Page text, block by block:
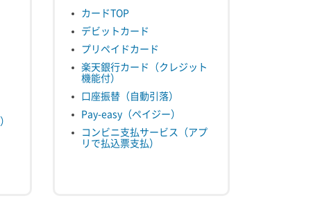
カードTOP
デビットカード
プリペイドカード
楽天銀行カード（クレジット
機能付）
口座振替（自動引落）
Pay-easy（ペイジー）
コンビニ支払サービス（アプ
リで払込票支払）